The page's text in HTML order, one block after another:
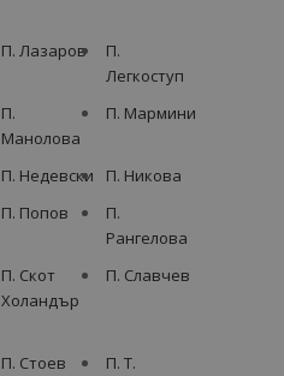
П. Лазаров
П.
Легкоступ
П.
Манолова
П. Мармини
П. Недевски
П. Никова
П. Попов
П.
Рангелова
П. Скот
Холандър
П. Славчев
П. Стоев
П. Т.